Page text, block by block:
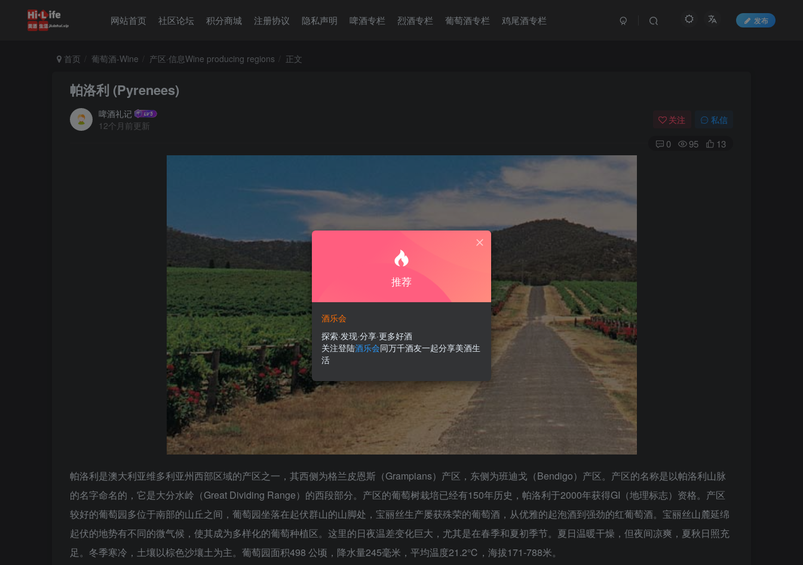
网站首页 社区论坛 积分商城 注册协议 隐私声明 啤酒专栏 烈酒专栏 葡萄酒专栏 鸡尾酒专栏 发布
首页 葡萄酒-Wine 产区·信息Wine producing regions 正文
帕洛利 (Pyrenees)
啤酒礼记
12个月前更新
关注 私信
0 95 13
帕洛利是澳大利亚维多利亚州西部区域的产区之一，其西侧为格兰皮恩斯（Grampians）产区，东侧为班迪戈（Bendigo）产区。产区的名称是以帕洛利山脉
的名字命名的，它是大分水岭（Great Dividing Range）的西段部分。产区的葡萄树栽培已经有150年历史，帕洛利于2000年获得GI（地理标志）资格。产区
较好的葡萄园多位于南部的山丘之间，葡萄园坐落在起伏群山的山脚处，宝丽丝生产屡获殊荣的葡萄酒，从优雅的起泡酒到强劲的红葡萄酒。宝丽丝山麓延绵
起伏的地势有不同的微气候，使其成为多样化的葡萄种植区。这里的日夜温差变化巨大，尤其是在春季和夏初季节。夏日温暖干燥，但夜间凉爽，夏秋日照充
足。冬季寒冷，土壤以棕色沙壤土为主。葡萄园面积498 公顷，降水量245毫米，平均温度21.2℃，海拔171-788米。
推荐
酒乐会
探索·发现·分享·更多好酒
关注登陆酒乐会同万千酒友一起分享美酒生
活